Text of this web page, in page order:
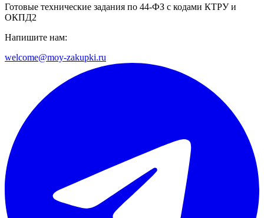
Готовые технические задания по 44-ФЗ с кодами КТРУ и
ОКПД2
Напишите нам:
welcome@moy-zakupki.ru